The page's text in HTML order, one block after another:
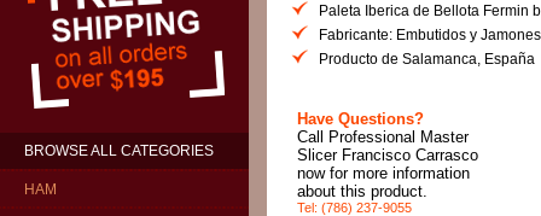
BROWSE ALL CATEGORIES
HAM
Paleta Iberica de Bellota Fermin
Fabricante: Embutidos y
Producto de Salamanca, España
Have Questions?
Call Professional Master
Slicer Francisco Carrasco
now for more information
about this product.
Tel: (786) 237-9055